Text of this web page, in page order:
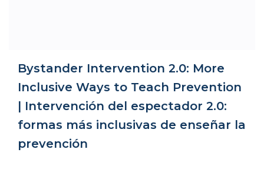
Bystander Intervention 2.0: More
Inclusive Ways to Teach Prevention
| Intervención del espectador 2.0:
formas más inclusivas de enseñar la
prevención